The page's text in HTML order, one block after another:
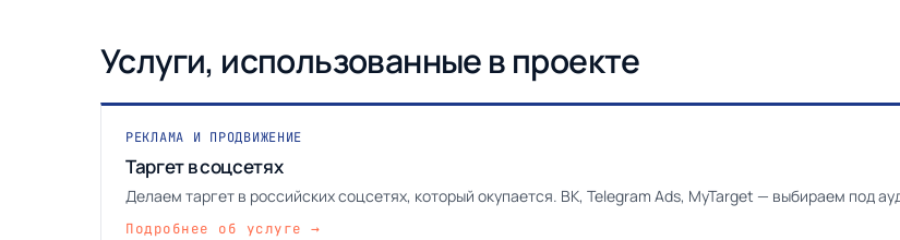
Услуги, использованные в проекте
РЕКЛАМА И ПРОДВИЖЕНИЕ
Таргет в соцсетях
Делаем таргет в российских соцсетях, который окупается. ВК, Telegram Ads, MyTarget — выбираем под
Подробнее об услуге →